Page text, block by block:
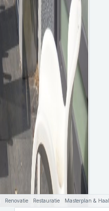
Renovatie Restauratie Masterplan &